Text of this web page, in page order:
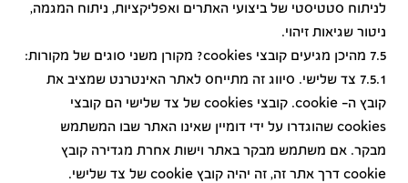
לניתוח סטטיסטי של ביצועי האתרים ואפליקציות, ניתוח המגמה,
ניטור שגיאות זיהוי.
7.5 מהיכן מגיעים קובצי cookies? מקורן משני סוגים של מקורות:
7.5.1 צד שלישי. סיווג זה מתייחס לאתר האינטרנט שמציב את
קובץ ה- cookie. קובצי cookies של צד שלישי הם קובצי
cookies שהוגדרו על ידי דומיין שאינו האתר שבו המשתמש
מבקר. אם משתמש מבקר באתר וישות אחרת מגדירה קובץ
cookie דרך אתר זה, זה יהיה קובץ cookie של צד שלישי.